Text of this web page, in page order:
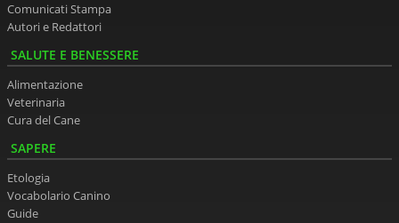
Comunicati Stampa
Autori e Redattori
SALUTE E BENESSERE
Alimentazione
Veterinaria
Cura del Cane
SAPERE
Etologia
Vocabolario Canino
Guide